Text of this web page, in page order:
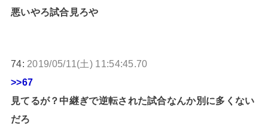
悪いやろ試合見ろや
74: 2019/05/11(土) 11:54:45.70
>>67
見てるが？中継ぎで逆転された試合なんか別に多くない
だろ